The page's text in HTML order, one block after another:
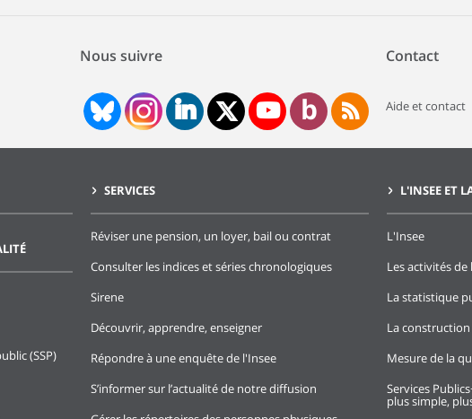
Nous suivre Contact
Aide et contact
(SSP)
SERVICES
Réviser une pension, un loyer, bail ou contrat
Consulter les indices et séries chronologiques
Sirene
Découvrir, apprendre, enseigner
Répondre à une enquête de l'Insee
S’informer sur l’actualité de notre diffusion
L'INSEE ET
L'Insee
Les activités de
La statistique
La
Mesure de la
Services
plus simple,